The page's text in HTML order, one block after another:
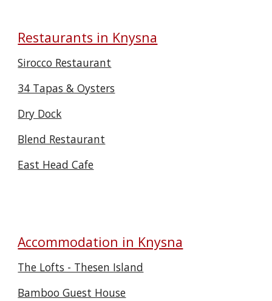
Restaurants in Knysna
Sirocco Restaurant
34 Tapas & Oysters
Dry Dock
Blend Restaurant
East Head Cafe
Accommodation in Knysna
The Lofts - Thesen Island
Bamboo Guest House